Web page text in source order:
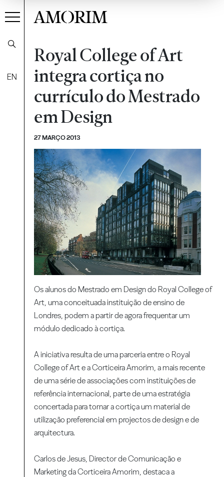
EN
AMORIM
Royal College of Art
integra cortiça no
currículo do Mestrado
em Design
27 MARÇO 2013
Os alunos do Mestrado em Design do Royal College of
Art, uma conceituada instituição de ensino de
Londres, podem a partir de agora frequentar um
módulo dedicado à cortiça.
A iniciativa resulta de uma parceria entre o Royal
College of Art e a Corticeira Amorim, a mais recente
de uma série de associações com instituições de
referência internacional, parte de uma estratégia
concertada para tornar a cortiça um material de
utilização preferencial em projectos de design e de
arquitectura.
Carlos de Jesus, Director de Comunicação e
Marketing da Corticeira Amorim, destaca a